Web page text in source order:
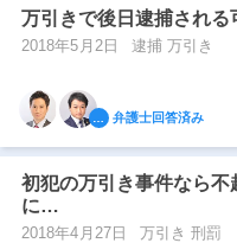
万引きで後日逮捕される
2018年5月2日 逮捕 万引き
弁護士回答済み
初犯の万引き事件なら不
に…
2018年4月27日 万引き 刑罰